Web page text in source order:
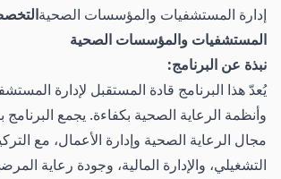
إدارة المستشفيات والمؤسسات الصحية
المستشفيات والمؤسسات الصحية
نبذة عن البرنامج:
يُعدّ هذا البرنامج قادة المستقبل لإدارة
وأنظمة الرعاية الصحية بكفاءة. يجمع
مجال الرعاية الصحية وإدارة الأعمال، مع
التشغيلي، والإدارة المالية، وجودة رعاية